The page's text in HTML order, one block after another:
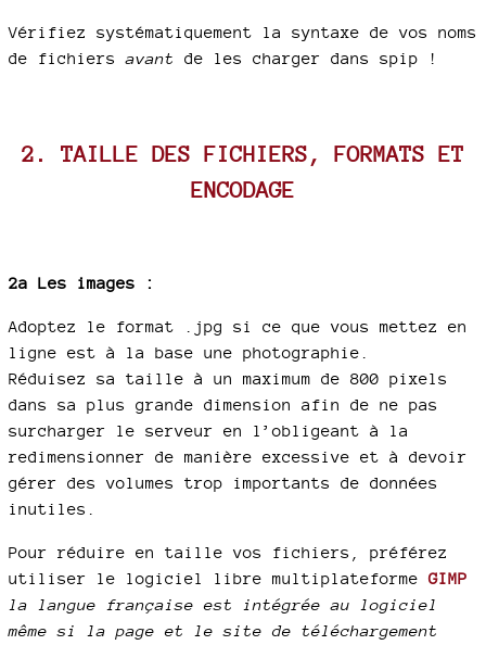
Vérifiez systématiquement la syntaxe de vos noms
de fichiersavant de les charger dans spip !
2. TAILLE DES FICHIERS, FORMATS ET
ENCODAGE
2a Les images :
Adoptez le format .jpg si ce que vous mettez en
ligne est à la base une photographie.
Réduisez sa taille à un maximum de 800 pixels
dans sa plus grande dimension afin de ne pas
surcharger le serveur en l’obligeant à la
redimensionner de manière excessive et à devoir
gérer des volumes trop importants de données
inutiles.
Pour réduire en taille vos fichiers, préférez
utiliser le logiciel libre multiplateformeGIMP
la langue française est intégrée au logiciel
même si la page et le site de téléchargement